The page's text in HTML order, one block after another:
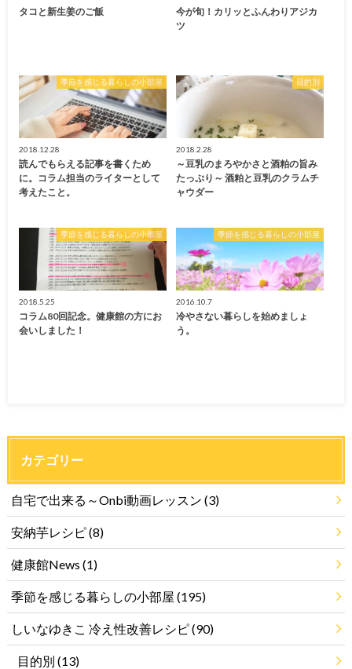
タコと新生姜のご飯
今が旬！カリッとふんわりアジカ
ツ
季節を感じる暮らしの小部屋
2018.12.28
読んでもらえる記事を書くため
に。コラム担当のライターとして
考えたこと。
目的別
2018.2.28
～豆乳のまろやかさと酒粕の旨み
たっぷり～ 酒粕と豆乳のクラムチ
ャウダー
季節を感じる暮らしの小部屋
2018.5.25
コラム80回記念。健康館の方にお
会いしました！
季節を感じる暮らしの小部屋
2016.10.7
冷やさない暮らしを始めましょ
う。
カテゴリー
自宅で出来る～Onbi動画レッスン (3)
安納芋レシピ(8)
健康館News (1)
季節を感じる暮らしの小部屋 (195)
しいなゆきこ 冷え性改善レシピ(90)
目的別 (13)